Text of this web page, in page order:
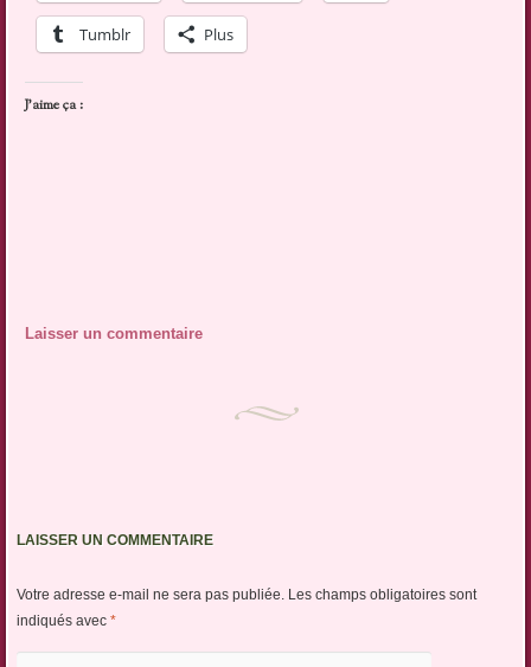
Tumblr Plus
J’aime ça :
Laisser un commentaire
LAISSER UN COMMENTAIRE
Votre adresse e-mail ne sera pas publiée. Les champs obligatoires sont
indiqués avec *